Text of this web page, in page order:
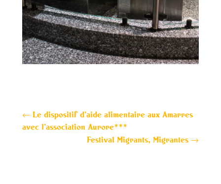
← Le dispositif d’aide alimentaire aux Amarres
avec l’association Aurore***
Festival Migrants, Migrantes →